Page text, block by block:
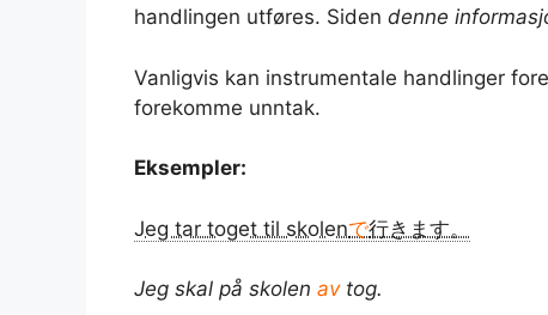
handlingen utføres. Siden denne
Vanligvis kan instrumentale handlinger
forekomme unntak.
Eksempler:
Jeg tar toget til skolenで行きます。
Jeg skal på skolen avtog.